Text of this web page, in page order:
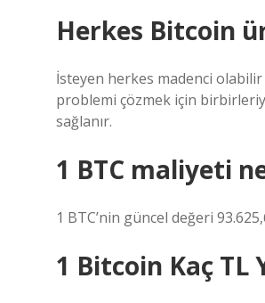
Herkes Bitcoin
İsteyen herkes madenci
problemi çözmek için
sağlanır.
1 BTC maliyeti
1 BTC’nin güncel değeri
1 Bitcoin Kaç TL